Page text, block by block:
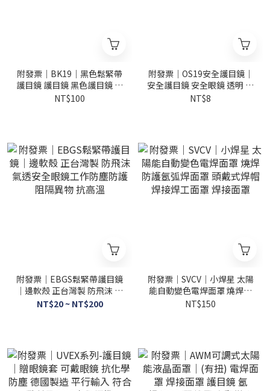
附發票｜BK19｜黑色鬆緊帶
護目鏡 護目鏡 黑色護目鏡 鬆
緊帶 鬆緊護目鏡
NT$100
附發票｜OS19安全護目鏡｜
安全護目鏡 安全眼鏡 透明 自
行車 機車
NT$8
附發票｜EBGS鬆緊帶護目鏡
｜邊軟殼 正台灣製 防飛沫 氣
透安全眼鏡工作防塵防護 阻
NT$20 ~ NT$200
附發票｜SVCV｜小焊星 太陽
能自動變色電焊面罩 燒焊防
護氬弧焊面罩 頭戴式焊帽焊
NT$150